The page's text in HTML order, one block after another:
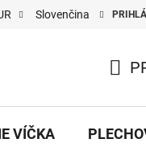
Slovenčina
VÍČKA